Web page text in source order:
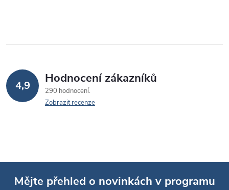
4,9 Hodnocení zákazníků
290 hodnocení
Zobrazit recenze
Mějte přehled o novinkách v programu